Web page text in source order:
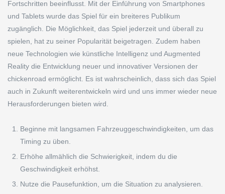
Fortschritten beeinflusst. Mit der Einführung von Smartphones
und Tablets wurde das Spiel für ein breiteres Publikum
zugänglich. Die Möglichkeit, das Spiel jederzeit und überall zu
spielen, hat zu seiner Popularität beigetragen. Zudem haben
neue Technologien wie künstliche Intelligenz und Augmented
Reality die Entwicklung neuer und innovativer Versionen der
chickenroad ermöglicht. Es ist wahrscheinlich, dass sich das Spiel
auch in Zukunft weiterentwickeln wird und uns immer wieder neue
Herausforderungen bieten wird.
Beginne mit langsamen Fahrzeuggeschwindigkeiten, um das
Timing zu üben.
Erhöhe allmählich die Schwierigkeit, indem du die
Geschwindigkeit erhöhst.
Nutze die Pausefunktion, um die Situation zu analysieren.